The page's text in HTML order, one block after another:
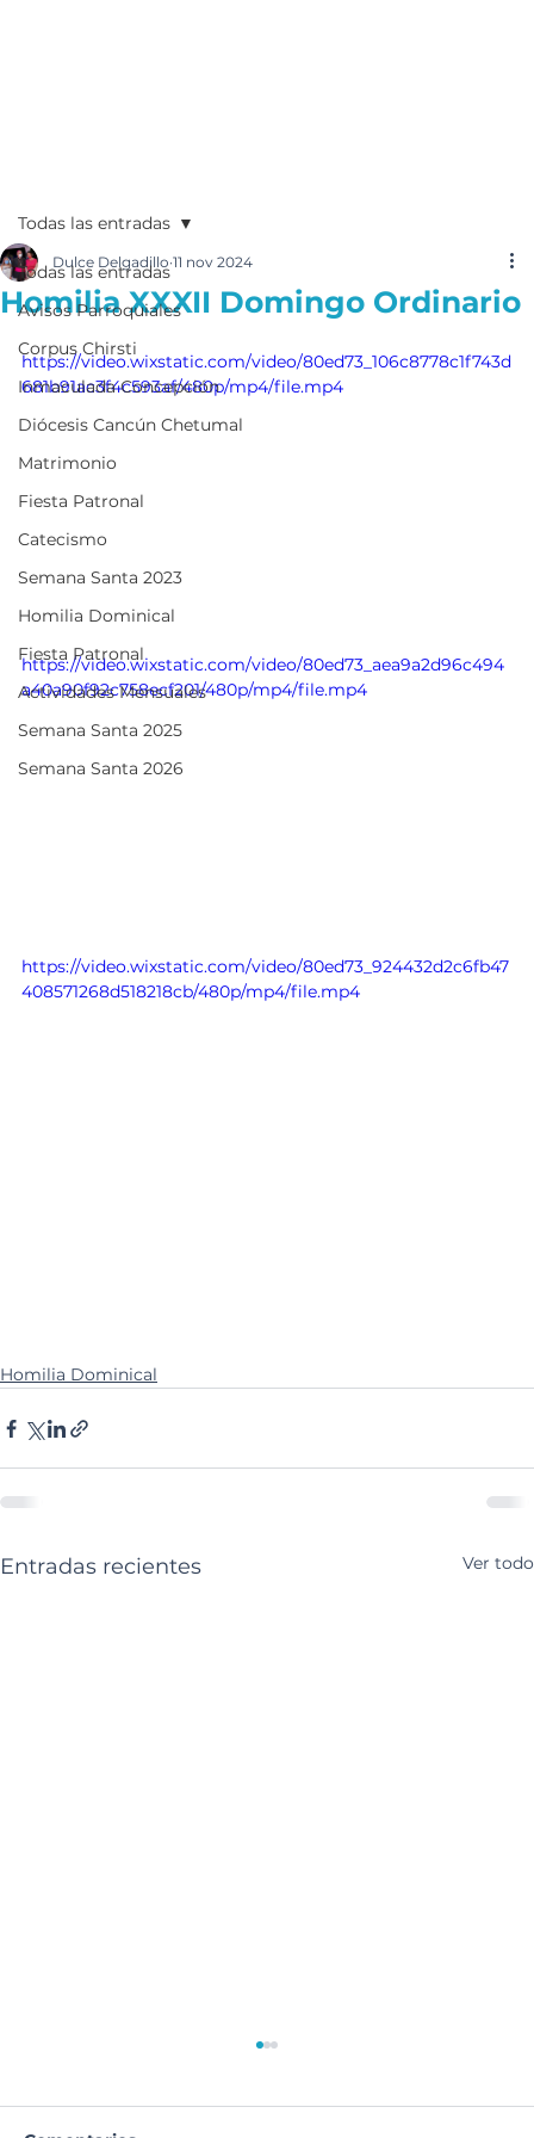
Todas las entradas
Avisos Parroquiales
Corpus Chirsti
Inmaculada Concepción
Diócesis Cancún Chetumal
Matrimonio
Fiesta Patronal
Catecismo
Semana Santa 2023
Homilia Dominical
Fiesta Patronal
Actividades Mensuales
Semana Santa 2025
Semana Santa 2026
Todas las entradas
Homilia XXXII Domingo Ordinario
Dulce Delgadillo 11 nov 2024
https://video.wixstatic.com/video/80ed73_106c8778c1f743d
681b91ac3f4c593af/480p/mp4/file.mp4
https://video.wixstatic.com/video/80ed73_aea9a2d96c494
a40a90f92c758ecf201/480p/mp4/file.mp4
https://video.wixstatic.com/video/80ed73_924432d2c6fb47
408571268d518218cb/480p/mp4/file.mp4
Homilia Dominical
Entradas recientes Ver todo